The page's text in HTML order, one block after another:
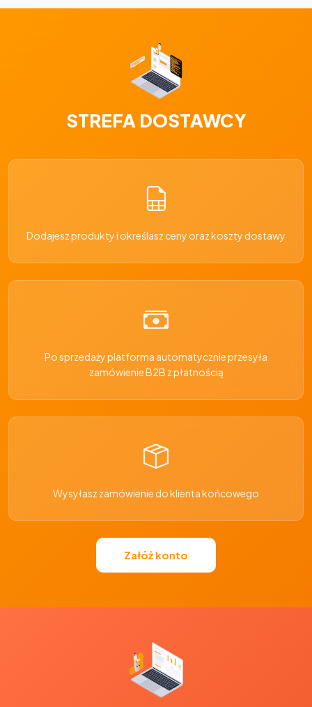
STREFA DOSTAWCY
Dodajesz produkty i określasz ceny oraz koszty dostawy
Po sprzedaży platforma automatycznie przesyła
zamówienie B2B z płatnością
Wysyłasz zamówienie do klienta końcowego
Załóż konto